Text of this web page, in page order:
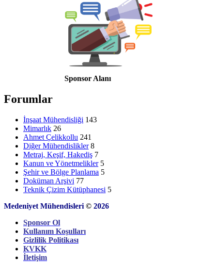
Sponsor Alanı
Forumlar
İnşaat Mühendisliği 143
Mimarlık 26
Ahmet Çelikkollu 241
Diğer Mühendislikler 8
Metraj, Keşif, Hakediş 7
Kanun ve Yönetmelikler 5
Şehir ve Bölge Planlama 5
Doküman Arşivi 77
Teknik Çizim Kütüphanesi 5
Medeniyet Mühendisleri © 2026
Sponsor Ol
Kullanım Koşulları
Gizlilik Politikası
KVKK
İletişim